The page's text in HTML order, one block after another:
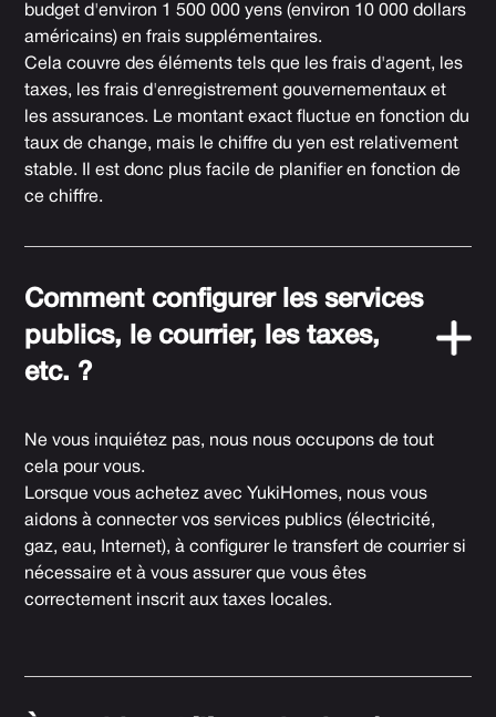
budget d'environ 1 500 000 yens (environ 10 000 dollars
américains) en frais supplémentaires.
Cela couvre des éléments tels que les frais d'agent, les
taxes, les frais d'enregistrement gouvernementaux et
les assurances. Le montant exact fluctue en fonction du
taux de change, mais le chiffre du yen est relativement
stable. Il est donc plus facile de planifier en fonction de
ce chiffre.
Comment configurer les services
publics, le courrier, les taxes,
etc. ?
Ne vous inquiétez pas, nous nous occupons de tout
cela pour vous.
Lorsque vous achetez avec YukiHomes, nous vous
aidons à connecter vos services publics (électricité,
gaz, eau, Internet), à configurer le transfert de courrier si
nécessaire et à vous assurer que vous êtes
correctement inscrit aux taxes locales.